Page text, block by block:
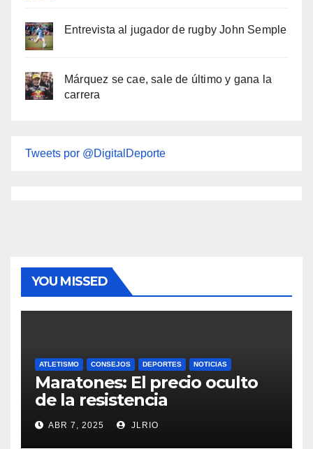
Entrevista al jugador de rugby John Semple
Márquez se cae, sale de último y gana la
carrera
Tweets por @DigitalDeporte
YOU MISSED
ATLETISMO CONSEJOS DEPORTES NOTICIAS
Maratones: El precio oculto
de la resistencia
ABR 7, 2025 JLRIO